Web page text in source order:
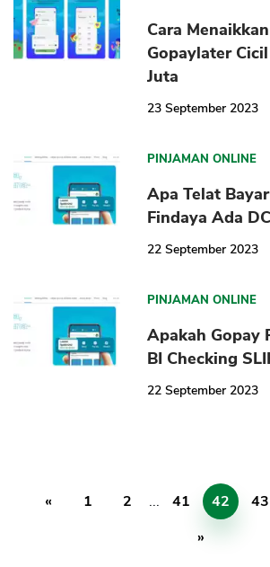
Cara
Gopaylater
Juta
23 September 2023
PINJAMAN ONLINE
Apa Telat
Findaya Ada
22 September 2023
PINJAMAN ONLINE
Apakah Gopay
BI Checking
22 September 2023
« 1 2 ... 41 42 43
»